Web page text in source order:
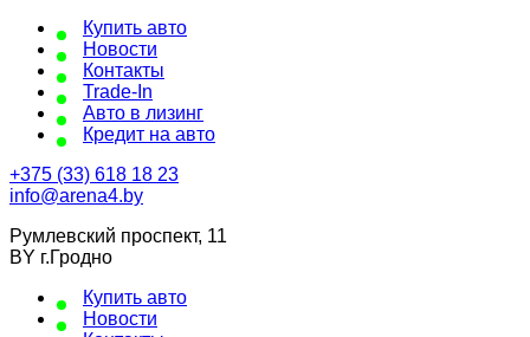
Купить авто
Новости
Контакты
Trade-In
Авто в лизинг
Кредит на авто
+375 (33) 618 18 23
info@arena4.by
Румлевский проспект, 11
BY г.Гродно
Купить авто
Новости